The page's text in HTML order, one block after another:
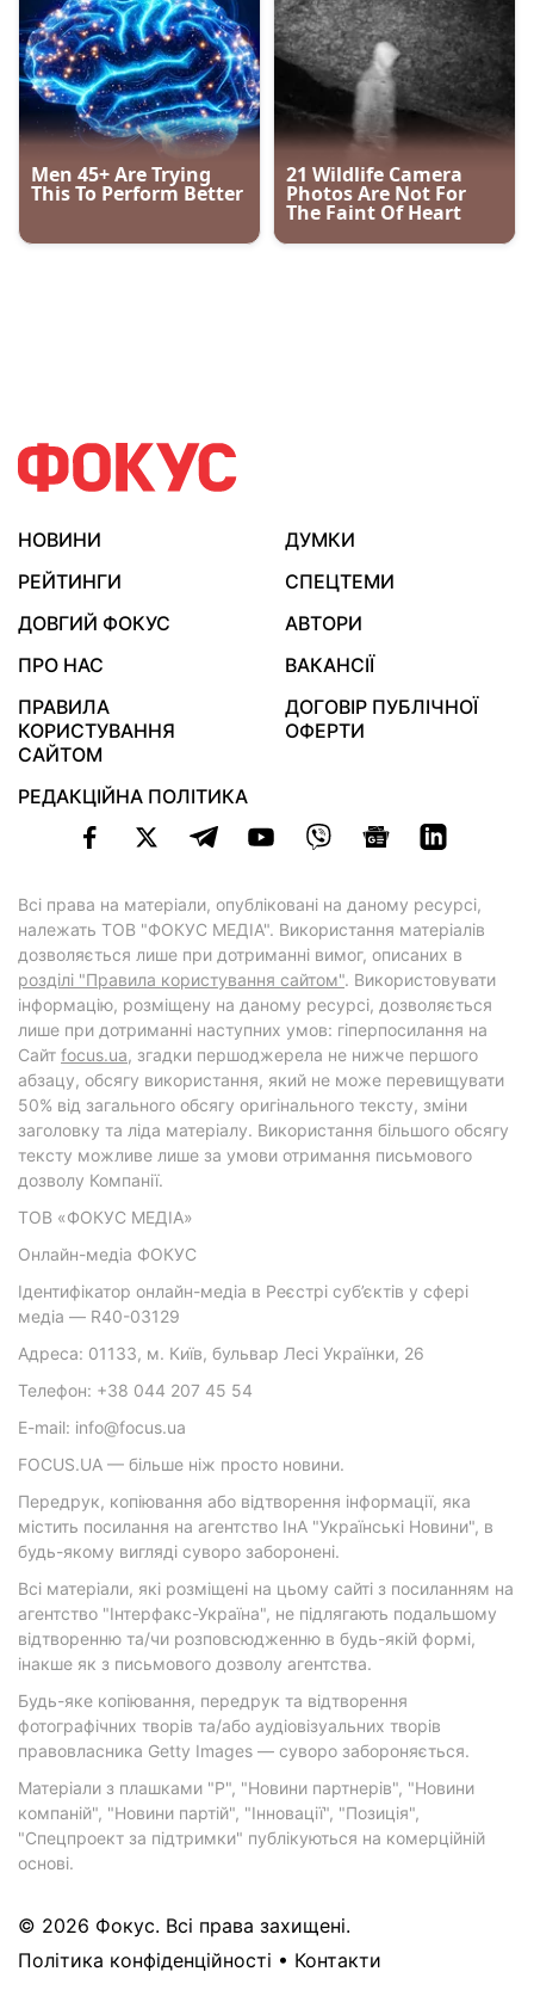
НОВИНИ
ДУМКИ
РЕЙТИНГИ
СПЕЦТЕМИ
ДОВГИЙ ФОКУС
АВТОРИ
ПРО НАС
ВАКАНСІЇ
ПРАВИЛА
КОРИСТУВАННЯ
САЙТОМ
ДОГОВІР ПУБЛІЧНОЇ
ОФЕРТИ
РЕДАКЦІЙНА ПОЛІТИКА
Всі права на матеріали, опубліковані на даному ресурсі,
належать ТОВ "ФОКУС МЕДІА". Використання матеріалів
дозволяється лише при дотриманні вимог, описаних в
розділі "Правила користування сайтом". Використовувати
інформацію, розміщену на даному ресурсі, дозволяється
лише при дотриманні наступних умов: гіперпосилання на
Cайт focus.ua, згадки першоджерела не нижче першого
абзацу, обсягу використання, який не може перевищувати
50% від загального обсягу оригінального тексту, зміни
заголовку та ліда матеріалу. Використання більшого обсягу
тексту можливе лише за умови отримання письмового
дозволу Компанії.
ТОВ «ФОКУС МЕДІА»
Онлайн-медіа ФОКУС
Ідентифікатор онлайн-медіа в Реєстрі суб’єктів у сфері
медіа — R40-03129
Адреса: 01133, м. Київ, бульвар Лесі Українки, 26
Телефон: +38 044 207 45 54
E-mail: info@focus.ua
FOCUS.UA — більше ніж просто новини.
Передрук, копіювання або відтворення інформації, яка
містить посилання на агентство ІнА "Українські Новини", в
будь-якому вигляді суворо заборонені.
Всі матеріали, які розміщені на цьому сайті з посиланням на
агентство "Інтерфакс-Україна", не підлягають подальшому
відтворенню та/чи розповсюдженню в будь-якій формі,
інакше як з письмового дозволу агентства.
Будь-яке копіювання, передрук та відтворення
фотографічних творів та/або аудіовізуальних творів
правовласника Getty Images — суворо забороняється.
Матеріали з плашками "Р", "Новини партнерів", "Новини
компаній", "Новини партій", "Інновації", "Позиція",
"Спецпроект за підтримки" публікуються на комерційній
основі.
© 2026 Фокус. Всі права захищені.
Політика конфіденційності • Контакти